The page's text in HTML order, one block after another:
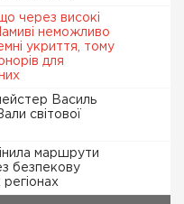
через високі
неможливо
укриття, тому
для
Василь
світової
маршрути
безпекову
регіонах